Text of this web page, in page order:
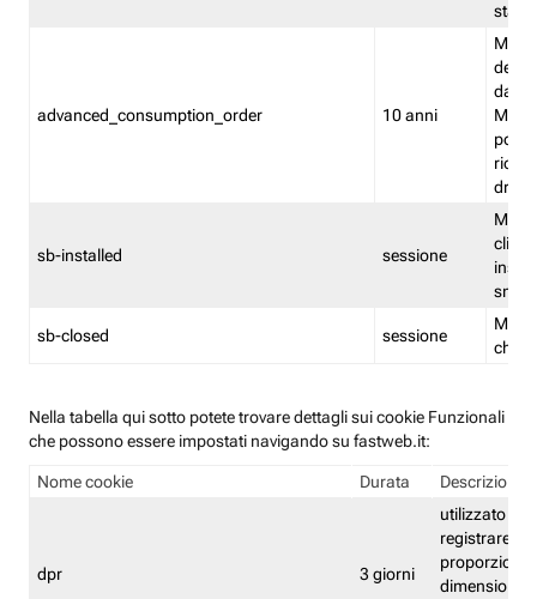
stato
advanced_consumption_order 10 anni
delle
sb-installed sessione
sb-closed sessione
Nella tabella qui sotto potete trovare dettagli sui cookie Funzionali
che possono essere impostati navigando su fastweb.it:
Nome cookie Durata Descrizione
dpr 3 giorni
utilizzato per
registrare le
proporzioni
dimensioni